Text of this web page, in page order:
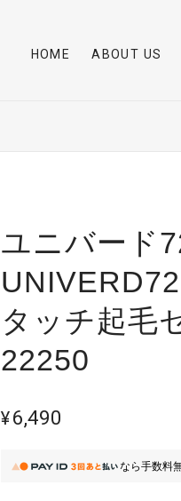
HOME ABOUT US
ユニバード
タッチ起毛
22250
¥6,490
なら手数料